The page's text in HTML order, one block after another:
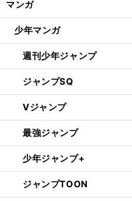
マンガ
少年マンガ
週刊少年ジャンプ
ジャンプSQ
Vジャンプ
最強ジャンプ
少年ジャンプ+
ジャンプTOON